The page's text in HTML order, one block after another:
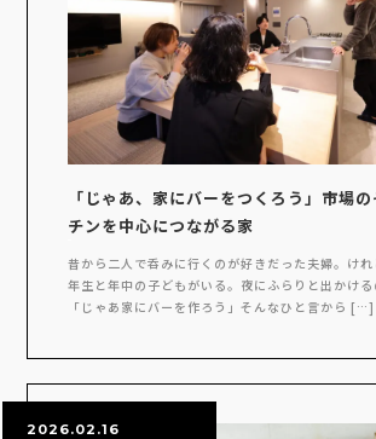
「じゃあ、家にバーをつくろう」市場
チンを中心につながる家
昔から二人で呑みに行くのが好きだった夫婦。け
年生と年中の子どもがいる。夜にふらりと出かける
「じゃあ家にバーを作ろう」そんなひと言から […]
2026.02.16